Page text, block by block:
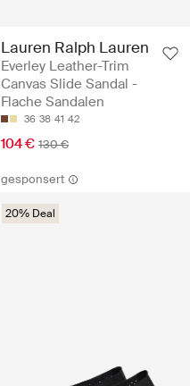
Lauren Ralph Lauren
Everley Leather-Trim
Canvas Slide Sandal -
Flache Sandalen
36 38 41 42
104 € 130 €
gesponsert
20% Deal